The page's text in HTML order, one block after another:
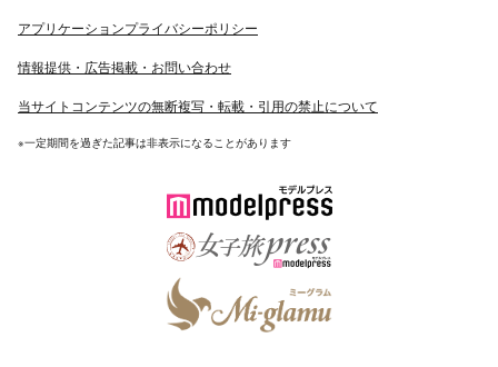
アプリケーションプライバシーポリシー
情報提供・広告掲載・お問い合わせ
当サイトコンテンツの無断複写・転載・引用の禁止について
※一定期間を過ぎた記事は非表示になることがあります